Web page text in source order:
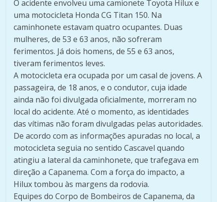
O acidente envolveu uma camionete Toyota Hilux e
uma motocicleta Honda CG Titan 150. Na
caminhonete estavam quatro ocupantes. Duas
mulheres, de 53 e 63 anos, não sofreram
ferimentos. Já dois homens, de 55 e 63 anos,
tiveram ferimentos leves.
A motocicleta era ocupada por um casal de jovens. A
passageira, de 18 anos, e o condutor, cuja idade
ainda não foi divulgada oficialmente, morreram no
local do acidente. Até o momento, as identidades
das vítimas não foram divulgadas pelas autoridades.
De acordo com as informações apuradas no local, a
motocicleta seguia no sentido Cascavel quando
atingiu a lateral da caminhonete, que trafegava em
direção a Capanema. Com a força do impacto, a
Hilux tombou às margens da rodovia.
Equipes do Corpo de Bombeiros de Capanema, da